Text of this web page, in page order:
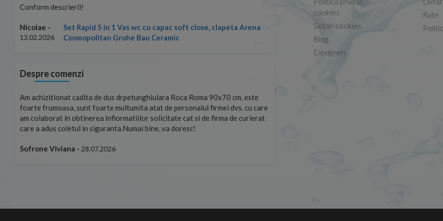
Conform descrierii!
Nicolae -
13.02.2026
Set Rapid 5 in 1 Vas wc cu capac soft close, clapeta Arena
Cosmopolitan Grohe Bau Ceramic
Conform descrierii!
13.02.2026
Despre comenzi
Am achizitionat cadita de dus drpetunghiulara Roca Roma 90x70 cm, este
foarte frumoasa, sunt foarte multumita atat de personalul firmei dvs. cu care
am colaborat in obtinerea infiormatiilor solicitate cat si de firma de curierat
care a adus coletul in siguranta.Numai bine, va doresc!
Sofrone Viviana - 28.07.2026
cookies
Setari cookies
Blog
Designeri
Rate